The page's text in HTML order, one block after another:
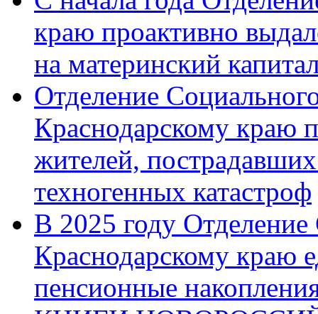
краю проактивно
на материнский
Отделение
Краснодарскому краю
жителей,
техногенных катастроф
В 2025 году
Краснодарскому краю
пенсионные